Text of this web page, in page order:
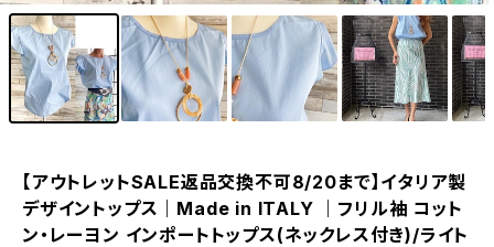
【アウトレットSALE返品交換不可8/20まで】イタリア製
デザイントップス｜Made in ITALY ｜フリル袖 コット
ン・レーヨン インポートトップス(ネックレス付き)/ライト